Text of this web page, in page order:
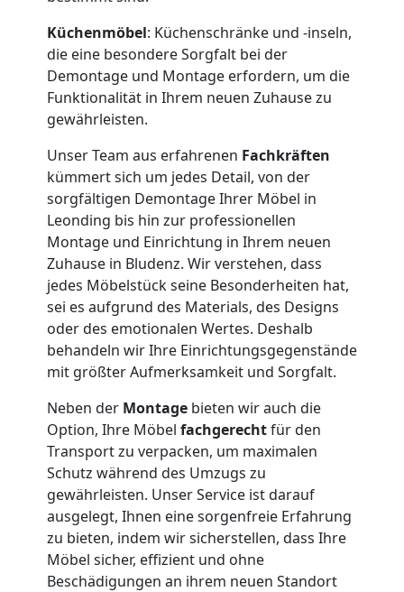
Küchenmöbel: Küchenschränke und -inseln,
die eine besondere Sorgfalt bei der
Demontage und Montage erfordern, um die
Funktionalität in Ihrem neuen Zuhause zu
gewährleisten.
Unser Team aus erfahrenen Fachkräften
kümmert sich um jedes Detail, von der
sorgfältigen Demontage Ihrer Möbel in
Leonding bis hin zur professionellen
Montage und Einrichtung in Ihrem neuen
Zuhause in Bludenz. Wir verstehen, dass
jedes Möbelstück seine Besonderheiten hat,
sei es aufgrund des Materials, des Designs
oder des emotionalen Wertes. Deshalb
behandeln wir Ihre Einrichtungsgegenstände
mit größter Aufmerksamkeit und Sorgfalt.
Neben der Montage bieten wir auch die
Option, Ihre Möbel fachgerechtfür den
Transport zu verpacken, um maximalen
Schutz während des Umzugs zu
gewährleisten. Unser Service ist darauf
ausgelegt, Ihnen eine sorgenfreie Erfahrung
zu bieten, indem wir sicherstellen, dass Ihre
Möbel sicher, effizient und ohne
Beschädigungen an ihrem neuen Standort
Leonding
Kleintransport
Leonding
Möbelmontage
Leonding
Möbeltransport
Leonding
Beiladung
Leonding
Mini